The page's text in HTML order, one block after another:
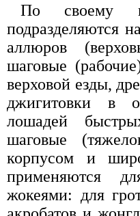
По своему
подразделяются
аллюров
шаговые
верховой езды,
джигитовки в
лошадей
шаговые
корпусом и
применяются
жокеями: для